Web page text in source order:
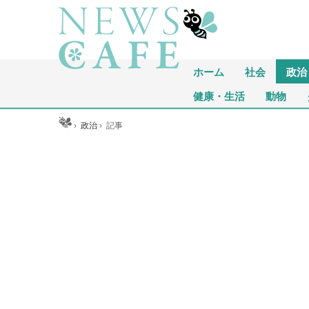
ホーム 社会 政治
健康・生活 動物
ホーム ›政治 ›記事